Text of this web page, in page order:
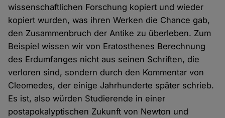
wissenschaftlichen Forschung kopiert und wieder
kopiert wurden, was ihren Werken die Chance gab,
den Zusammenbruch der Antike zu überleben. Zum
Beispiel wissen wir von Eratosthenes Berechnung
des Erdumfanges nicht aus seinen Schriften, die
verloren sind, sondern durch den Kommentar von
Cleomedes, der einige Jahrhunderte später schrieb.
Es ist, also würden Studierende in einer
postapokalyptischen Zukunft von Newton und